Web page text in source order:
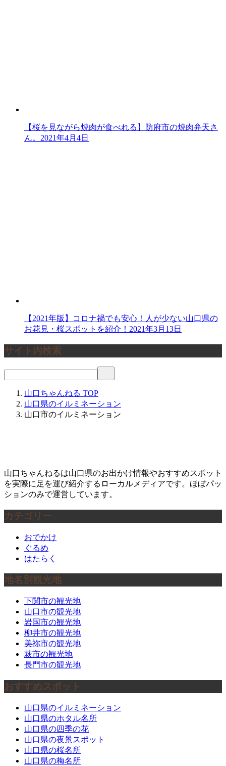
【桜を見ながら焼肉が食べれる】防府市の焼肉弁天さ
ん。 2021年4月4日
【2021年版】コロナ禍でも安心！人が少ない山口県の
お花見・桜スポットを紹介！ 2021年3月13日
サイト内検索
山口ちゃんねる TOP
山口県のイルミネーション
山口市のイルミネーション
山口ちゃんねるは山口県のお出かけ情報やおすすめスポット
を実際に足を運び紹介するローカルメディアです。ほぼパッ
ションのみで運営しています。
カテゴリー
おでかけ
ぐるめ
はたらく
地名別観光地
下関市の観光地
山口市の観光地
岩国市の観光地
柳井市の観光地
美祢市の観光地
萩市の観光地
長門市の観光地
おすすめスポット
山口県のイルミネーション
山口県のホタル名所
山口県の四季の花
山口県の夜景スポット
山口県の桜名所
山口県の梅名所